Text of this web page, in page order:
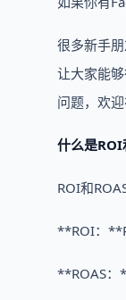
很多新手
让大家能
问题，欢
什么是ROI
ROI和
**ROI：
**ROAS：